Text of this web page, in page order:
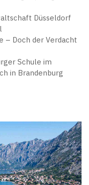
Düsseldorf
– Doch der Verdacht
Schule im
in Brandenburg